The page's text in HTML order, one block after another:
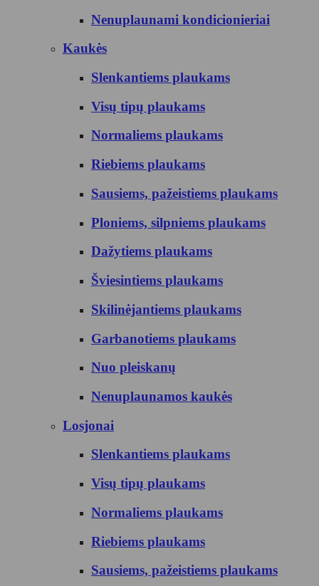
Nenuplaunami kondicionieriai
Kaukės
Slenkantiems plaukams
Visų tipų plaukams
Normaliems plaukams
Riebiems plaukams
Sausiems, pažeistiems plaukams
Ploniems, silpniems plaukams
Dažytiems plaukams
Šviesintiems plaukams
Skilinėjantiems plaukams
Garbanotiems plaukams
Nuo pleiskanų
Nenuplaunamos kaukės
Losjonai
Slenkantiems plaukams
Visų tipų plaukams
Normaliems plaukams
Riebiems plaukams
Sausiems, pažeistiems plaukams